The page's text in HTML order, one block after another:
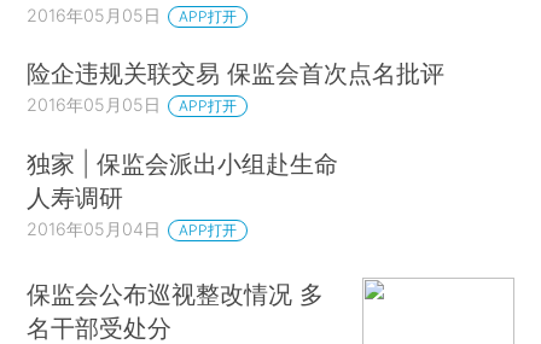
2016年05月05日 APP打开
险企违规关联交易 保监会首次点名批评
2016年05月05日 APP打开
独家 | 保监会派出小组赴生命
人寿调研
2016年05月04日 APP打开
保监会公布巡视整改情况 多
名干部受处分